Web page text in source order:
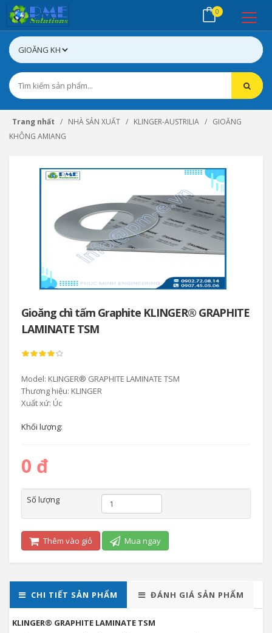
0
Trang nhất NHÀ SẢN XUẤT KLINGER-AUSTRILIA
GIOĂNG
KHÔNG AMIANG
Gioăng chì tấm Graphite KLINGER® GRAPHITE
LAMINATE TSM
Model: KLINGER® GRAPHITE LAMINATE TSM
Thương hiệu: KLINGER
Xuất xứ: Úc
Khối lượng:
0 đ
Số lượng
Thêm vào giỏ Mua ngay
CHI TIẾT SẢN PHẨM ĐÁNH GIÁ SẢN PHẨM
KLINGER® GRAPHITE LAMINATE TSM